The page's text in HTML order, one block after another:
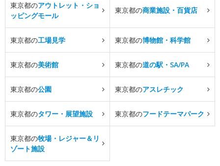
東京都のアウトレット・ショ
ッピングモール
東京都の商業施設・百貨店
東京都の工場見学 東京都の博物館・科学館
東京都の美術館 東京都の道の駅・SA/PA
東京都の公園 東京都のアスレチック
東京都のタワー・展望施設 東京都のフードテーマパーク
東京都の牧場・レジャー＆リ
ゾート施設